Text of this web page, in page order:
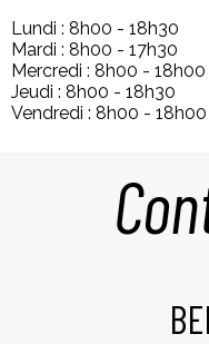
Lundi : 8h00 - 18h30
Mardi : 8h00 - 17h30
Mercredi : 8h00 - 18h00
Jeudi : 8h00 - 18h30
Vendredi : 8h00 - 18h00